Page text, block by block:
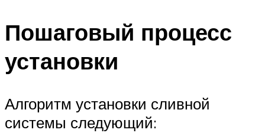
Пошаговый процесс
установки
Алгоритм установки сливной
системы следующий: